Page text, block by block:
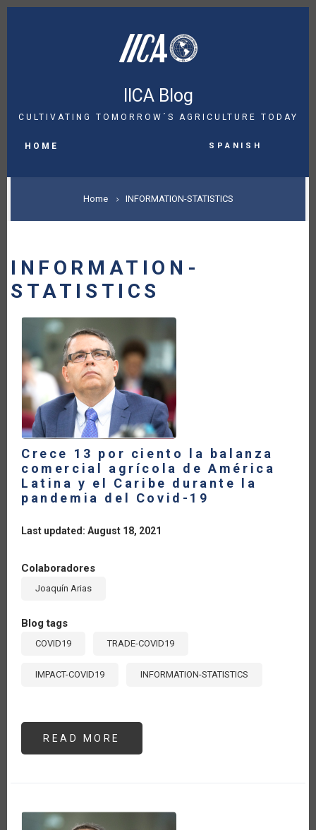
Skip
IICA Blog
CULTIVATING TOMORROW´S AGRICULTURE TODAY
NAVIGATION
HOME Spanish
BREADCRUMB
Home INFORMATION-STATISTICS
INFORMATION-
STATISTICS
Crece 13 por ciento la balanza
comercial agrícola de América
Latina y el Caribe durante la
pandemia del Covid-19
Last updated: August 18, 2021
Colaboradores
Joaquín Arias
Blog tags
COVID19 TRADE-COVID19
IMPACT-COVID19 INFORMATION-STATISTICS
READ MORE
13
AGRÍCOLA